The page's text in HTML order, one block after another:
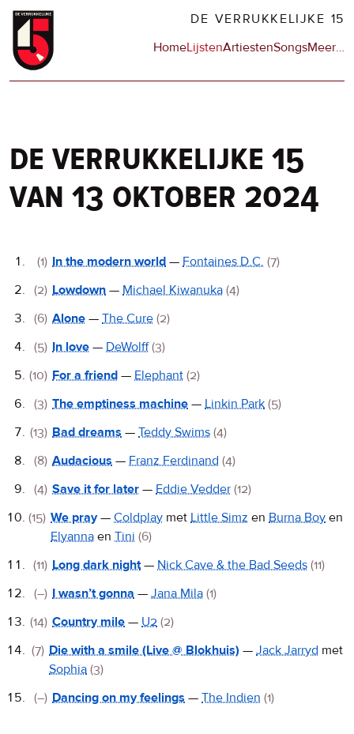
Overslaan
naar
DE VERRUKKELIJKE 15
Hoofdnavigatie
HomeLijstenArtiestenSongsMeerop
…
de verrukkelijke 15
van 13 oktober 2024
De
Verrukkelijke
15
(1) In the modern world — Fontaines D.C. (7)
(2) Lowdown — Michael Kiwanuka (4)
(6) Alone — The Cure (2)
(5) In love — DeWolff (3)
(10) For a friend — Elephant (2)
(3) The emptiness machine — Linkin Park (5)
(13) Bad dreams — Teddy Swims (4)
(8) Audacious — Franz Ferdinand (4)
(4) Save it for later — Eddie Vedder (12)
(15) We pray— Coldplay met Little Simz en Burna Boy en
Elyanna en Tini (6)
(11) Long dark night— Nick Cave & the Bad Seeds (11)
(–) I wasn’t gonna — Jana Mila (1)
(14) Country mile — U2 (2)
(7) Die with a smile (Live @ Blokhuis) —Jack Jarryd met
Sophia (3)
(–) Dancing on my feelings — The Indien (1)